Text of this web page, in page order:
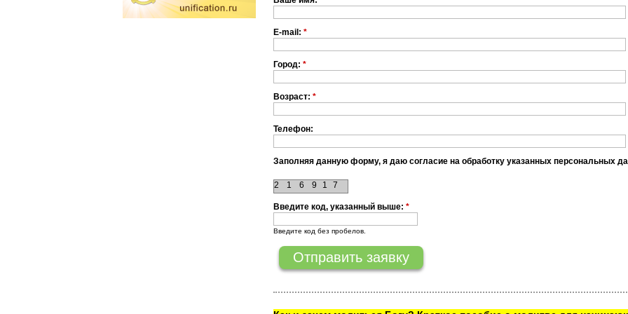
E-mail: *
Город: *
Возраст: *
Телефон:
Заполняя данную форму, я даю согласие на обработку указанных персональных
9 1 7
6
1
2
Введите код, указанный выше: *
Введите код без пробелов.